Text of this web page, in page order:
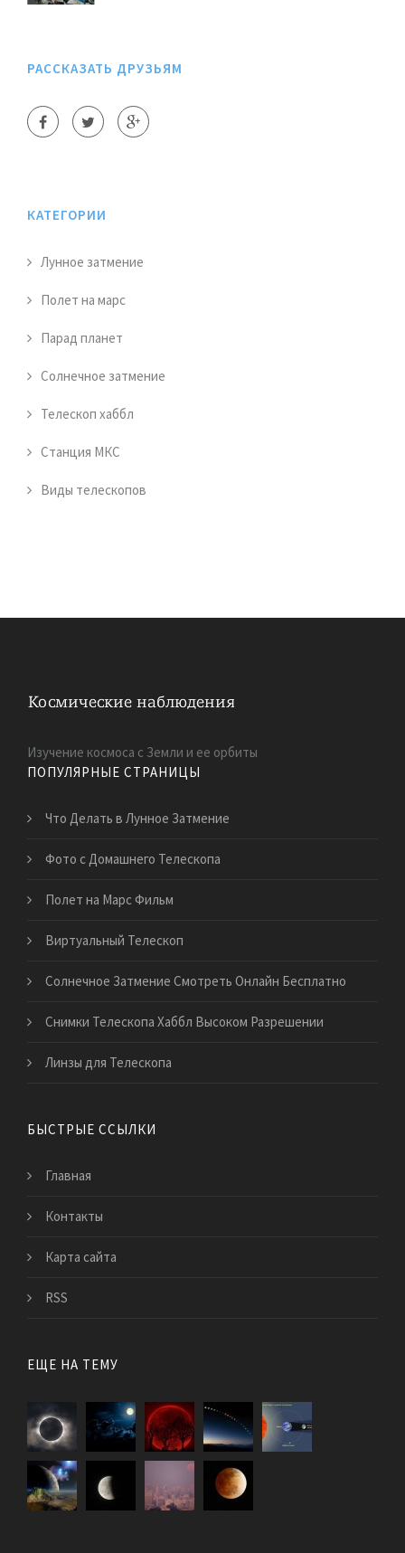
РАССКАЗАТЬ ДРУЗЬЯМ
КАТЕГОРИИ
Лунное затмение
Полет на марс
Парад планет
Солнечное затмение
Телескоп хаббл
Станция МКС
Виды телескопов
Изучение космоса с Земли и ее орбиты
ПОПУЛЯРНЫЕ СТРАНИЦЫ
Что Делать в Лунное Затмение
Фото с Домашнего Телескопа
Полет на Марс Фильм
Виртуальный Телескоп
Солнечное Затмение Смотреть Онлайн Бесплатно
Снимки Телескопа Хаббл Высоком Разрешении
Линзы для Телескопа
БЫСТРЫЕ ССЫЛКИ
Главная
Контакты
Карта сайта
RSS
ЕЩЕ НА ТЕМУ